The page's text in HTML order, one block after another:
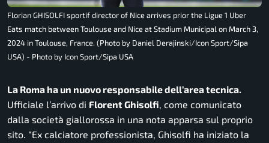
Florian GHISOLFI sportif director of Nice arrives prior the Ligue 1 Uber
Eats match between Toulouse and Nice at Stadium Municipal on March 3,
2024 in Toulouse, France. (Photo by Daniel Derajinski/Icon Sport/Sipa
USA) - Photo by Icon Sport/Sipa USA
La Roma ha un nuovo responsabile dell’area tecnica.
Ufficiale l’arrivo di Florent Ghisolfi, come comunicato
dalla società giallorossa in una nota apparsa sul proprio
sito. “Ex calciatore professionista, Ghisolfi ha iniziato la